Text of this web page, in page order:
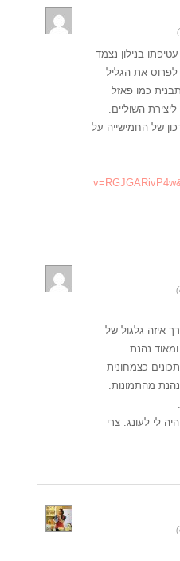
בנילון נצמד
את הגליל
כמו פאזל
השוליים.
של החמישייה על
איזה גלגול של
נהנת.
כצמחונית
מהתמונות.
לי לעונג. צרי